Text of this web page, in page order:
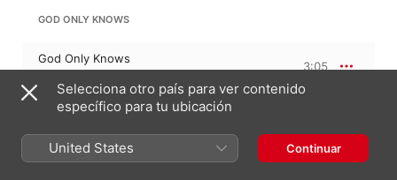
GOD ONLY KNOWS
God Only Knows
Libera
3:05
Far Away
Selecciona otro país para ver contenido
específico para tu ubicación
United States Continuar